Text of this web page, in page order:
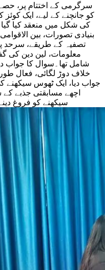
سرگرمی کے اختتام پر، حصہ
کو جانچنے کے لیے، ایک کوئز
کی شکل میں منعقد کیا
بنیادی تصورات، بین
تصفیہ کے طریقے، سرحد
معلومات، لین دین کی
شامل تھا۔سوال کا جواب
خلاف دوڑ لگائی، فعال
جواب دیا، ایک ٹھوس سیکھنے
اچھے مسابقتی جذبے کے
سیکھنے کو فروغ